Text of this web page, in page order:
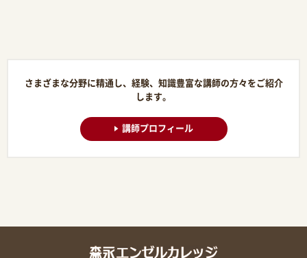
さまざまな分野に精通し、経験、知識豊富な講師の方々をご紹介
します。
講師プロフィール